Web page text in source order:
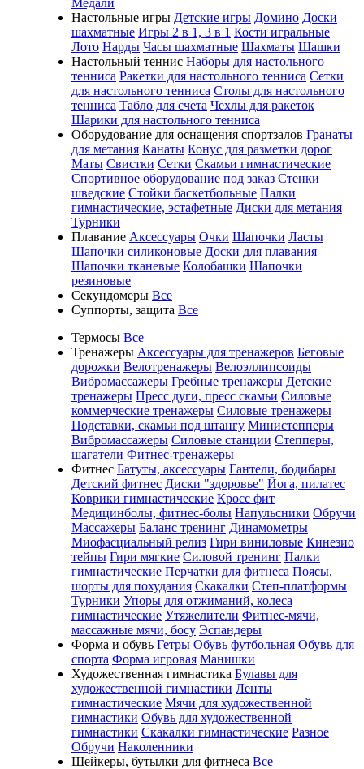
Медали
Настольные игры Детские игры Домино Доски
шахматные Игры 2 в 1, 3 в 1 Кости игральные
Лото Нарды Часы шахматные Шахматы Шашки
Настольный теннис Наборы для настольного
тенниса Ракетки для настольного тенниса Сетки
для настольного тенниса Столы для настольного
тенниса Табло для счета Чехлы для ракеток
Шарики для настольного тенниса
Оборудование для оснащения спортзалов Гранаты
для метания Канаты Конус для разметки дорог
Маты Свистки Сетки Скамьи гимнастические
Спортивное оборудование под заказ Стенки
шведские Стойки баскетбольные Палки
гимнастические, эстафетные Диски для метания
Турники
Плавание Аксессуары Очки Шапочки Ласты
Шапочки силиконовые Доски для плавания
Шапочки тканевые Колобашки Шапочки
резиновые
Секундомеры Все
Суппорты, защита Все
Термосы Все
Тренажеры Аксессуары для тренажеров Беговые
дорожки Велотренажеры Велоэллипсоиды
Вибромассажеры Гребные тренажеры Детские
тренажеры Пресс дуги, пресс скамьи Силовые
коммерческие тренажеры Силовые тренажеры
Подставки, скамьи под штангу Министепперы
Вибромассажеры Силовые станции Степперы,
шагатели Фитнес-тренажеры
Фитнес Батуты, аксессуары Гантели, бодибары
Детский фитнес Диски "здоровье" Йога, пилатес
Коврики гимнастические Кросс фит
Медицинболы, фитнес-болы Напульсники Обручи
Массажеры Баланс тренинг Динамометры
Миофасциальный релиз Гири виниловые Кинезио
тейпы Гири мягкие Силовой тренинг Палки
гимнастические Перчатки для фитнеса Поясы,
шорты для похудания Скакалки Степ-платформы
Турники Упоры для отжиманий, колеса
гимнастические Утяжелители Фитнес-мячи,
массажные мячи, босу Эспандеры
Форма и обувь Гетры Обувь футбольная Обувь для
спорта Форма игровая Манишки
Художественная гимнастика Булавы для
художественной гимнастики Ленты
гимнастические Мячи для художественной
гимнастики Обувь для художественной
гимнастики Скакалки гимнастические Разное
Обручи Наколенники
Шейкеры, бутылки для фитнеса Все